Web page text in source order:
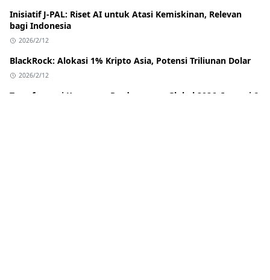
Inisiatif J-PAL: Riset AI untuk Atasi Kemiskinan, Relevan
bagi Indonesia
2026/2/12
BlackRock: Alokasi 1% Kripto Asia, Potensi Triliunan Dolar
2026/2/12
Transformasi Keuangan Perdagangan Global 2026: Inovasi &